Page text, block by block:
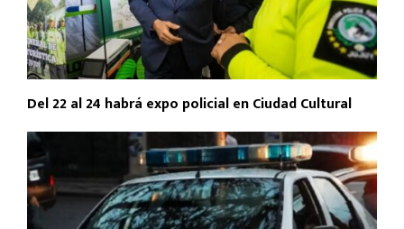
Del 22 al 24 habrá expo policial en Ciudad Cultural